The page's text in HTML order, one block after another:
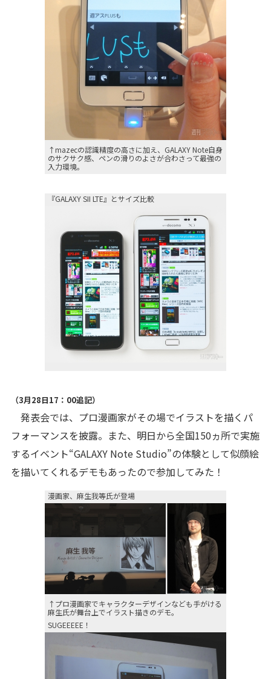
↑mazecの認識精度の高さに加え、GALAXY Note自身
のサクサク感、ペンの滑りのよさが合わさって最強の
入力環境。
『GALAXY SII LTE』とサイズ比較
（3月28日17：00追記）
発表会では、プロ漫画家がその場でイラストを描くパ
フォーマンスを披露。また、明日から全国150ヵ所で実施
するイベント“GALAXY Note Studio”の体験として似顔絵
を描いてくれるデモもあったので参加してみた！
漫画家、麻生我等氏が登場
↑プロ漫画家でキャラクターデザインなども手がける
麻生氏が舞台上でイラスト描きのデモ。
SUGEEEEE！